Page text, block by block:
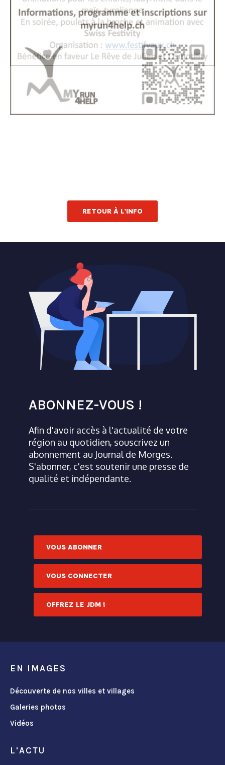
RETOUR À L'INFO
ABONNEZ-VOUS !
Afin d'avoir accès à l'actualité de votre
région au quotidien, souscrivez un
abonnement au Journal de Morges.
S'abonner, c'est soutenir une presse de
qualité et indépendante.
VOUS ABONNER
VOUS CONNECTER
OFFREZ LE JDM !
EN IMAGES
Découverte de nos villes et villages
Galeries photos
Vidéos
L'ACTU